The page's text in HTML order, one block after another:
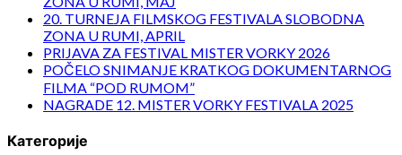
20. TURNEJA FILMSKOG FESTIVALA SLOBODNA
ZONA U RUMI, APRIL
PRIJAVA ZA FESTIVAL MISTER VORKY 2026
POČELO SNIMANJE KRATKOG DOKUMENTARNOG
FILMA “POD RUMOM”
NAGRADE 12. MISTER VORKY FESTIVALA 2025
Категорије